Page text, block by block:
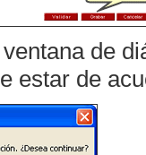
de
estar de